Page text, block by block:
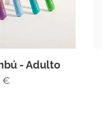
- Adulto
€